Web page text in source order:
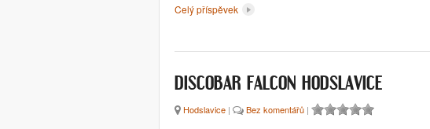
Celý příspěvek
DISCOBAR FALCON HODSLAVICE
Hodslavice | Bez komentářů |